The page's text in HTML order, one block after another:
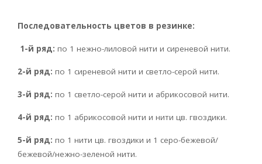
Последовательность цветов в резинке:
1-й ряд: по 1 нежно-лиловой нити и сиреневой нити.
2-й ряд: по 1 сиреневой нити и светло-серой нити.
3-й ряд: по 1 светло-серой нити и абрикосовой нити.
4-й ряд: по 1 абрикосовой нити и нити цв. гвоздики.
5-й ряд: по 1 нити цв. гвоздики и 1 серо-бежевой/
бежевой/нежно-зеленой нити.